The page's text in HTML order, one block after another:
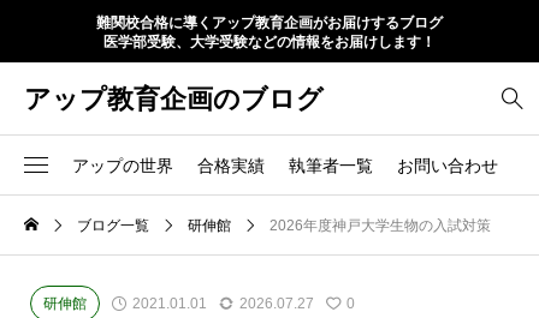
難関校合格に導くアップ教育企画がお届けするブログ
医学部受験、大学受験などの情報をお届けします！
アップ教育企画のブログ
アップの世界 合格実績 執筆者一覧 お問い合わせ
ブログ一覧 研伸館 2026年度神戸大学生物の入試対策
研伸館 2021.01.01 2026.07.27 0